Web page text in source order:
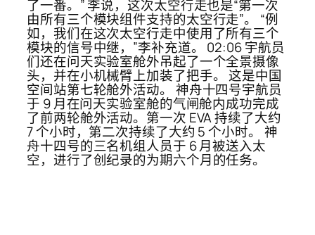
了一番。” 李说，这次太空行走也是“第一次
由所有三个模块组件支持的太空行走”。 “例
如，我们在这次太空行走中使用了所有三个
模块的信号中继，”李补充道。 02:06 宇航员
们还在问天实验室舱外吊起了一个全景摄像
头，并在小机械臂上加装了把手。 这是中国
空间站第七轮舱外活动。 神舟十四号宇航员
于 9 月在问天实验室舱的气闸舱内成功完成
了前两轮舱外活动。第一次 EVA 持续了大约
7 个小时，第二次持续了大约 5 个小时。 神
舟十四号的三名机组人员于 6 月被送入太
空，进行了创纪录的为期六个月的任务。